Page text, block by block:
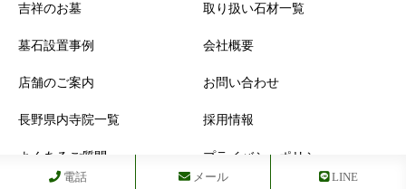
吉祥のお墓
墓石設置事例
店舗のご案内
長野県内寺院一覧
よくあるご質問
取り扱い石材一覧
会社概要
お問い合わせ
採用情報
プライバシーポリシー
電話
メール LINE